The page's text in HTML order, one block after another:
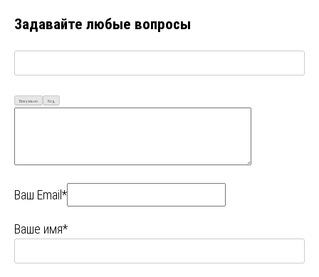
Задавайте любые вопросы
Визуально Код
Ваш Email*
Ваше имя*